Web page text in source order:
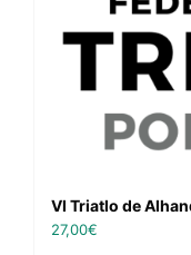
VI Triatlo de
27,00€